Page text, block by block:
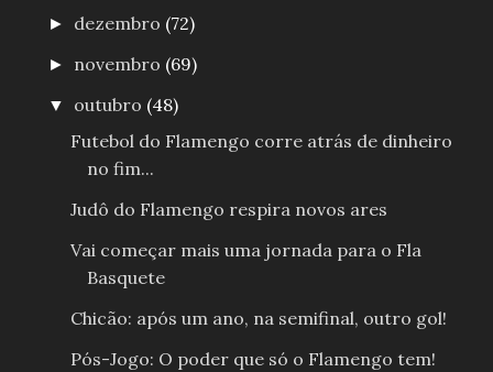
► dezembro (72)
► novembro (69)
▼ outubro (48)
Futebol do Flamengo corre atrás de dinheiro
no fim...
Judô do Flamengo respira novos ares
Vai começar mais uma jornada para o Fla
Basquete
Chicão: após um ano, na semifinal, outro gol!
Pós-Jogo: O poder que só o Flamengo tem!